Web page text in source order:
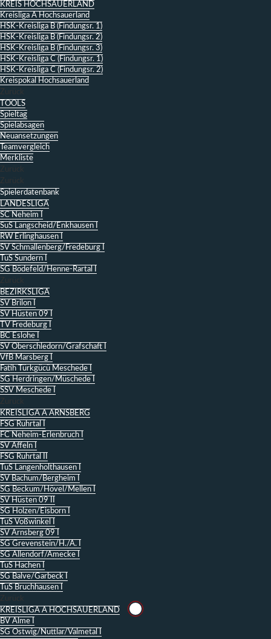
KREIS HOCHSAUERLAND
Kreisliga A Hochsauerland
HSK-Kreisliga B (Findungsr. 1)
HSK-Kreisliga B (Findungsr. 2)
HSK-Kreisliga B (Findungsr. 3)
HSK-Kreisliga C (Findungsr. 1)
HSK-Kreisliga C (Findungsr. 2)
Kreispokal Hochsauerland
Zurück
TOOLS
Spieltag
Spielabsagen
Neuansetzungen
Teamvergleich
Merkliste
Zurück
Zurück
Spielerdatenbank
LANDESLIGA
SC Neheim I
SuS Langscheid/Enkhausen I
RW Erlinghausen I
SV Schmallenberg/Fredeburg I
TuS Sundern I
SG Bödefeld/Henne-Rartal I
Zurück
BEZIRKSLIGA
SV Brilon I
SV Hüsten 09 I
TV Fredeburg I
BC Eslohe I
SV Oberschledorn/Grafschaft I
VfB Marsberg I
Fatih Türkgücü Meschede I
SG Herdringen/Müschede I
SSV Meschede I
Zurück
KREISLIGA A ARNSBERG
FSG Ruhrtal I
FC Neheim-Erlenbruch I
SV Affeln I
FSG Ruhrtal II
TuS Langenholthausen I
SV Bachum/Bergheim I
SG Beckum/Hövel/Mellen I
SV Hüsten 09 II
SG Holzen/Eisborn I
TuS Voßwinkel I
SV Arnsberg 09 I
SG Grevenstein/H./A. I
SG Allendorf/Amecke I
TuS Hachen I
SG Balve/Garbeck I
TuS Bruchhausen I
Zurück
KREISLIGA A HOCHSAUERLAND
BV Alme I
SG Ostwig/Nuttlar/Valmetal I